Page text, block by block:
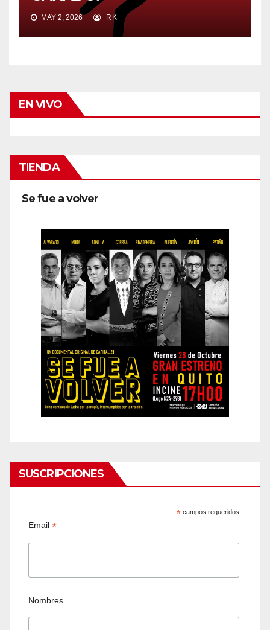
MAY 2, 2026 RK
EN VIVO
TIENDA
Se fue a volver
SUSCRIPCIONES
* campos requeridos
Email*
Nombres